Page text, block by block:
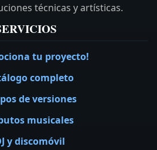
técnicas y artísticas.
tu proyecto!
completo
de versiones
musicales
y discomóvil